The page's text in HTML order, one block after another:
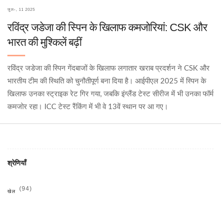
जुल॰, 11 2025
रविंद्र जडेजा की स्पिन के खिलाफ कमजोरियां: CSK और
भारत की मुश्किलें बढ़ीं
रविंद्र जडेजा की स्पिन गेंदबाजों के खिलाफ लगातार खराब प्रदर्शन ने CSK और
भारतीय टीम की स्थिति को चुनौतीपूर्ण बना दिया है। आईपीएल 2025 में स्पिन के
खिलाफ उनका स्ट्राइक रेट गिर गया, जबकि इंग्लैंड टेस्ट सीरीज में भी उनका फॉर्म
कमजोर रहा। ICC टेस्ट रैंकिंग में भी वे 13वें स्थान पर आ गए।
श्रेणियाँ
खेल (94)